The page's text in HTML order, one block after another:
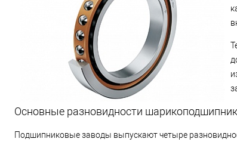
Основные разновидности
Подшипниковые заводы выпускают четыре